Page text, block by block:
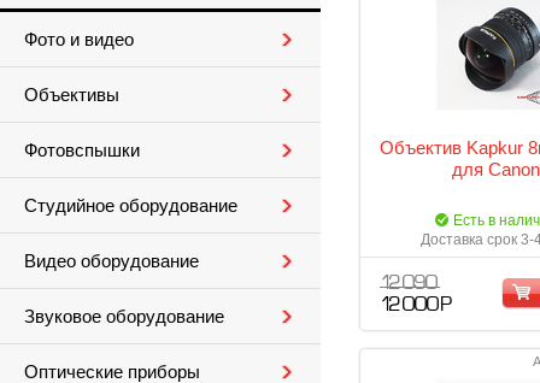
Фото и видео
Объективы
Фотовспышки
Студийное оборудование
Видео оборудование
Звуковое оборудование
Оптические приборы
Объектив Kapkur
для Canon
Есть в
Доставка срок 3-
12 090
12 000 Р